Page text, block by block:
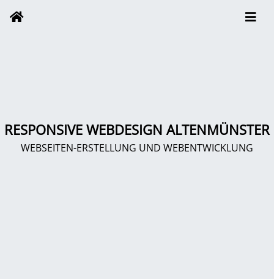
RESPONSIVE WEBDESIGN ALTENMÜNSTER
WEBSEITEN-ERSTELLUNG UND WEBENTWICKLUNG